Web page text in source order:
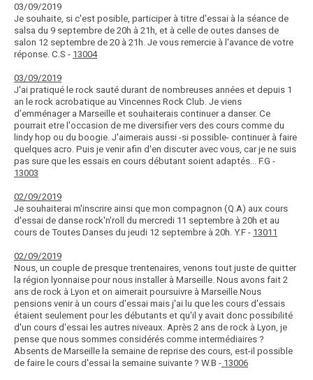
03/09/2019
Je souhaite, si c'est posible, participer à titre d'essai à la séance de
salsa du 9 septembre de 20h à 21h, et à celle de outes danses de
salon 12 septembre de 20 à 21h. Je vous remercie à l'avance de votre
réponse. C.S - 13004
03/09/2019
J'ai pratiqué le rock sauté durant de nombreuses années et depuis 1
an le rock acrobatique au Vincennes Rock Club. Je viens
d’emménager a Marseille et souhaiterais continuer a danser. Ce
pourrait etre l'occasion de me diversifier vers des cours comme du
lindy hop ou du boogie. J'aimerais aussi -si possible- continuer à faire
quelques acro. Puis je venir afin d'en discuter avec vous, car je ne suis
pas sure que les essais en cours débutant soient adaptés... F.G -
13003
02/09/2019
Je souhaiterai m'inscrire ainsi que mon compagnon (Q.A) aux cours
d'essai de danse rock'n'roll du mercredi 11 septembre à 20h et au
cours de Toutes Danses du jeudi 12 septembre à 20h. Y.F - 13011
02/09/2019
Nous, un couple de presque trentenaires, venons tout juste de quitter
la région lyonnaise pour nous installer à Marseille. Nous avons fait 2
ans de rock à Lyon et on aimerait poursuivre à Marseille.Nous
pensions venir à un cours d'essai mais j'ai lu que les cours d'essais
étaient seulement pour les débutants et qu'il y avait donc possibilité
d'un cours d'essai les autres niveaux. Après 2 ans de rock à Lyon, je
pense que nous sommes considérés comme intermédiaires ?
Absents de Marseille la semaine de reprise des cours, est-il possible
de faire le cours d'essai la semaine suivante ? W.B - 13006